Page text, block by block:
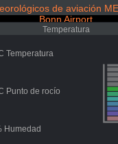
de aviación
Bonn Airport
Temperatura
Temperatura
Punto de rocío
Humedad